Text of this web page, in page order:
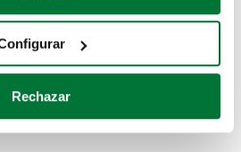
sobre su ubicación geográfica
analizándolo activamente
específicas (huellas
sobre cómo se procesan sus
Rechazar